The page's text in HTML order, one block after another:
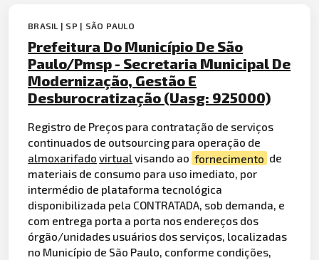
BRASIL | SP | SÃO PAULO
Prefeitura Do Município De São
Paulo/Pmsp - Secretaria Municipal De
Modernização, Gestão E
Desburocratização (Uasg: 925000)
Registro de Preços para contratação de serviços
continuados de outsourcing para operação de
almoxarifado virtualvisando ao fornecimento de
materiais de consumo para uso imediato, por
intermédio de plataforma tecnológica
disponibilizada pela CONTRATADA, sob demanda, e
com entrega porta a porta nos endereços dos
órgão/unidades usuários dos serviços, localizadas
no Município de São Paulo, conforme condições,